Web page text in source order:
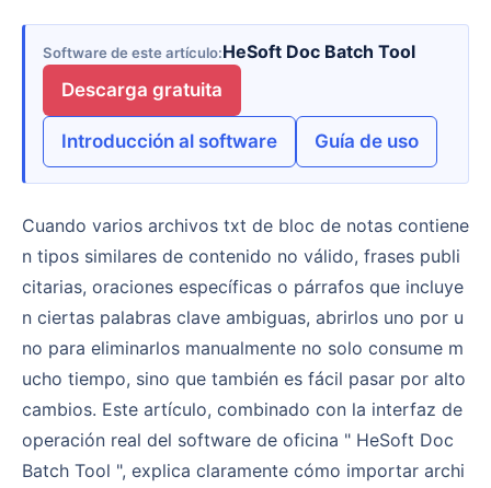
Software de este artículo HeSoft Doc Batch Tool
Descarga gratuita
Introducción al software Guía de uso
Cuando varios archivos txt de bloc de notas contiene
n tipos similares de contenido no válido, frases publi
citarias, oraciones específicas o párrafos que incluye
n ciertas palabras clave ambiguas, abrirlos uno por u
no para eliminarlos manualmente no solo consume m
ucho tiempo, sino que también es fácil pasar por alto
cambios. Este artículo, combinado con la interfaz de
operación real del software de oficina " HeSoft Doc
Batch Tool ", explica claramente cómo importar archi